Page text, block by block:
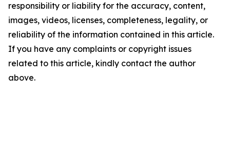
responsibility or liability for the accuracy, content,
images, videos, licenses, completeness, legality, or
reliability of the information contained in this article.
If you have any complaints or copyright issues
related to this article, kindly contact the author
above.